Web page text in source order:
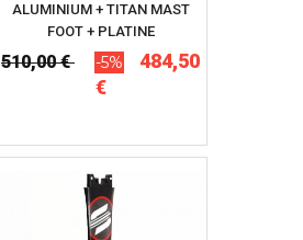
ALUMINIUM + TITAN MAST
FOOT + PLATINE
510,00 € -5%
484,50
€